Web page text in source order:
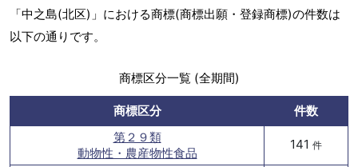
「中之島(北区)」における商標(商標出願・登録商標)の件数は
以下の通りです。
商標区分一覧 (全期間)
商標区分
件数
第２９類
動物性・農産物性食品
141 件